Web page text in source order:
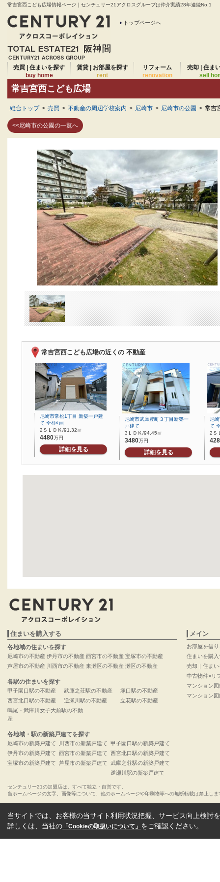
常吉宮西こども広場情報ページ｜センチュリー21アクロスグループは仲介実績28年連続No.1
トップページへ
売買 | 住まいを探す
buy home
賃貸 | お部屋を探す
rent
リフォーム
renovation
売却 | 住ま
sell
常吉宮西こども広場
総合トップ > 売買 > 不動産の周辺学校案内 > 尼崎市 > 尼崎市の公園 > 常吉
<<尼崎市の公園の一覧へ
常吉宮西こども広場の近くの 不動産
尼崎市常松1丁目 新築一戸建
て 全4区画
2ＳＬＤＫ/91.32㎡
4480万円
詳細を見る
尼崎市武庫豊町３丁目新築一
戸建て
3ＬＤＫ/94.45㎡
3480万円
詳細を見る
尼
て
2Ｓ
住まいを購入する
各地域の住まいを探す
尼崎市の不動産
芦屋市の不動産
伊丹市の不動産
川西市の不動産
西宮市の不動産
東灘区の不動産
宝塚市の不動産
灘区の不動産
各駅の住まいを探す
甲子園口駅の不動産
西宮北口駅の不動産
武庫之荘駅の不動産
逆瀬川駅の不動産
塚口駅の不動産
立花駅の不動産
鳴尾・武庫川女子大前駅の不動
産
各地域・駅の新築戸建てを探す
尼崎市の新築戸建て
伊丹市の新築戸建て
宝塚市の新築戸建て
川西市の新築戸建て
西宮市の新築戸建て
芦屋市の新築戸建て
甲子園口駅の新築戸建て
西宮北口駅の新築戸建て
武庫之荘駅の新築戸建て
逆瀬川駅の新築戸建て
メイン
お部屋を借り
住まいを購入
売却｜住ま
中古物件×リ
マンション
マンション
センチュリー21の加盟店は、すべて独立・自営です。
当ホームページの文字、画像等について、他のホームページや印刷物等への無断転載は禁止しま
当サイトでは、お客様の当サイト利用状況把握、サービス向上検討
詳しくは、当社の 「Cookieの取扱いについて」 をご確認ください。